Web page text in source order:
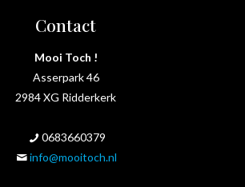
Contact
Mooi Toch !
Asserpark 46
2984 XG Ridderkerk
0683660379
info@mooitoch.nl